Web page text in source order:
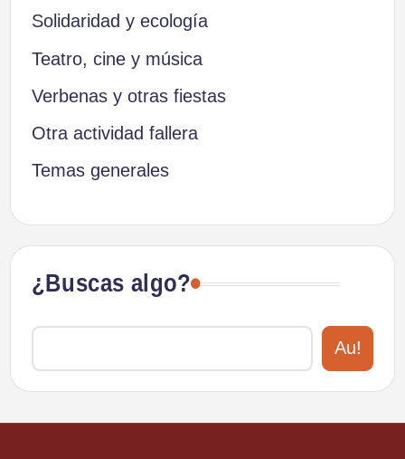
Solidaridad y ecología
Teatro, cine y música
Verbenas y otras fiestas
Otra actividad fallera
Temas generales
¿Buscas algo?
Au!